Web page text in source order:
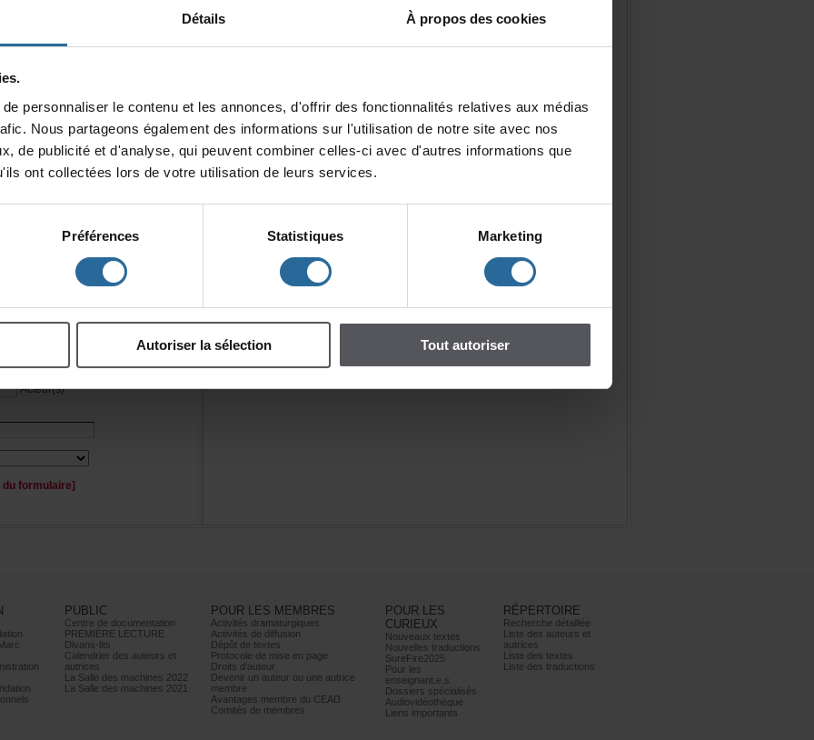
Détails Àproposdescookies
ciavecd'autresinformationsque
Préférences Statistiques Marketing
Autoriserlasélection Toutautoriser
Enfants
Personnage(s)
Acteur(s)
PUBLIC
Centrededocumentation
PREMIÈRELECTURE
Divans-lits
Calendrierdesauteurset
autrices
LaSalledesmachines2022
LaSalledesmachines2021
POURLESMEMBRES
Activitésdramaturgiques
Activitésdediffusion
Dépôtdetextes
Protocoledemiseenpage
Droitsd’auteur
Devenirunauteurouuneautrice
membre
AvantagesmembreduCEAD
Comitésdemembres
POURLES
CURIEUX
Nouveauxtextes
Nouvellestraductions
SureFire2025
Pourles
enseignant.e.s
Dossiersspécialisés
Audiovidéothèque
Liensimportants
RÉPERTOIRE
Recherchedétaillée
Listedesauteurset
autrices
Listedestextes
Listedestraductions